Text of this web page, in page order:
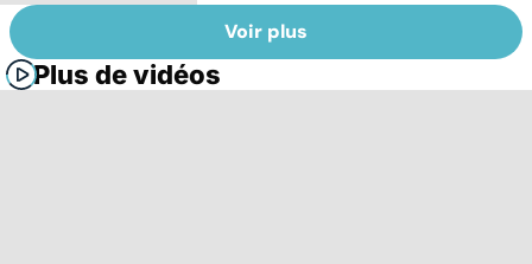
Voir plus
Plus de vidéos